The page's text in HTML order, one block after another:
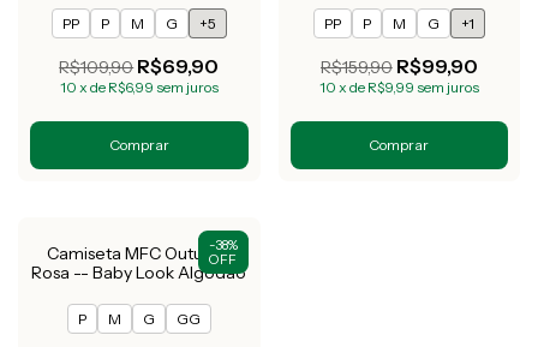
PP P M G +5
R$109,90R$69,90
10 x de R$6,99 sem juros
Comprar
(Unissex/Masculina)
PP P M G +1
R$159,90R$99,90
10 x de R$9,99 sem juros
Comprar
Camiseta MFC Outubro
Rosa -- Baby Look Algodão
P M G GG
-38%
OFF